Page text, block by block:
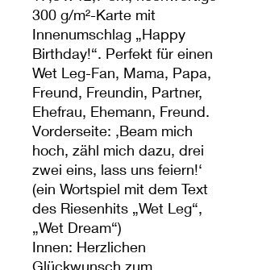
300 g/m²-Karte mit
Innenumschlag „Happy
Birthday!“. Perfekt für einen
Wet Leg-Fan, Mama, Papa,
Freund, Freundin, Partner,
Ehefrau, Ehemann, Freund.
Vorderseite: ,Beam mich
hoch, zähl mich dazu, drei
zwei eins, lass uns feiern!‘
(ein Wortspiel mit dem Text
des Riesenhits „Wet Leg“,
„Wet Dream“)
Innen: Herzlichen
Glückwunsch zum